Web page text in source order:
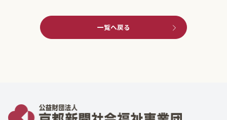
一覧へ戻る